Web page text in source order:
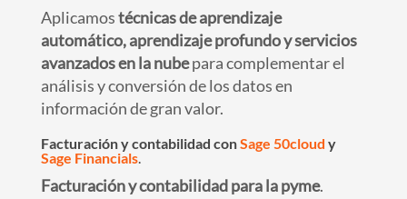
Aplicamostécnicas de aprendizaje
automático, aprendizaje profundo y servicios
avanzados en la nubepara complementar el
análisis y conversión de los datos en
información de gran valor.
Facturación y contabilidad conSage 50cloud y
Sage Financials.
Facturación y contabilidad para la pyme.